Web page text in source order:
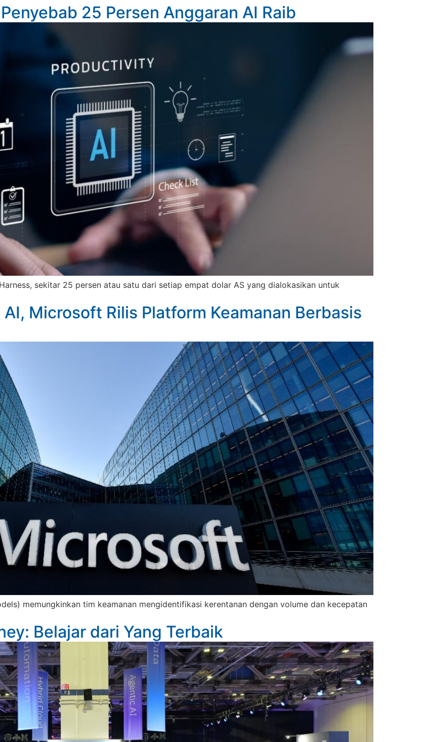
25 Persen Anggaran AI Raib
sekitar 25 persen atau satu dari setiap empat dolar AS yang dialokasikan untuk
Microsoft Rilis Platform Keamanan Berbasis
memungkinkan tim keamanan mengidentifikasi kerentanan dengan volume dan kecepatan
Belajar dari Yang Terbaik